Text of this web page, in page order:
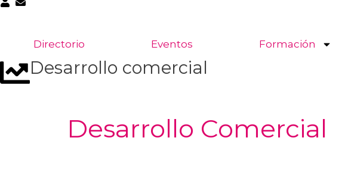
Directorio Eventos Formación
Desarrollo comercial
Desarrollo Comercial